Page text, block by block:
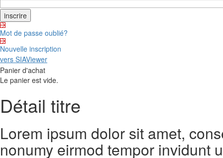
Mot de passe oublié?
Nouvelle inscription
vers SIAViewer
Panier d'achat
Le panier est vide.
Détail titre
Lorem ipsum dolor sit amet,
nonumy eirmod tempor invidunt